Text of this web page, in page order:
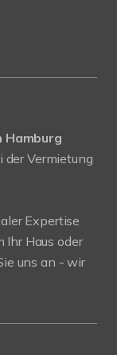
Hamburg
Vermietung
Expertise
Ihr Haus oder
uns an - wir